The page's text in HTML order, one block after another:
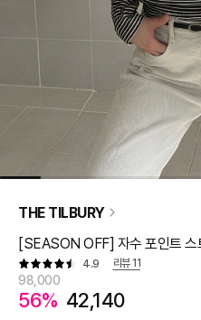
THE TILBURY
[SEASON OFF] 자
4.9 리뷰11
98,000
56% 42,140